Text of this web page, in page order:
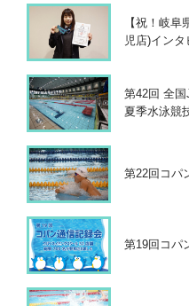
【祝！岐
児店)インタ
第42回 全
夏季水泳競
第22回コパ
第19回コパ